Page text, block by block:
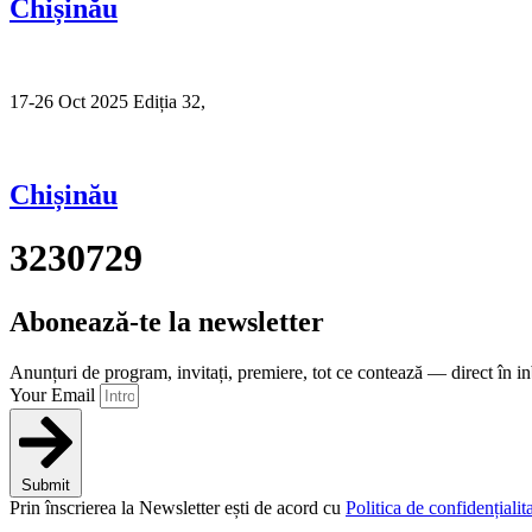
Chișinău
17-26 Oct 2025 Ediția 32,
Chișinău
3230729
Abonează-te la newsletter
Anunțuri de program, invitați, premiere, tot ce contează — direct în
Your Email
Submit
Prin înscrierea la Newsletter ești de acord cu Politica de